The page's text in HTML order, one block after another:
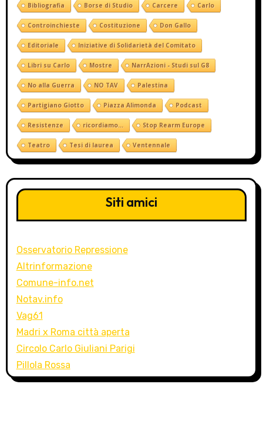
Bibliografia Borse di Studio Carcere Carlo
Controinchieste Costituzione Don Gallo
Editoriale Iniziative di Solidarietà del Comitato
Libri su Carlo Mostre NarrAzioni - Studi sul G8
No alla Guerra NO TAV Palestina
Partigiano Giotto Piazza Alimonda Podcast
Resistenze ricordiamo... Stop Rearm Europe
Teatro Tesi di laurea Ventennale
Siti amici
Osservatorio Repressione
Altrinformazione
Comune-info.net
Notav.info
Vag61
Madri x Roma città aperta
Circolo Carlo Giuliani Parigi
Pillola Rossa